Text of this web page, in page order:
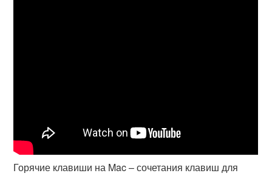
Горячие клавиши на Mac – сочетания клавиш для